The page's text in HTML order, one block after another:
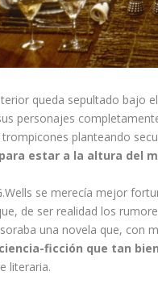
queda sepultado bajo
personajes
planteando
estar a la altura del
se merecía mejor
de ser realidad los
una novela que, con
ficción que tan
literaria.